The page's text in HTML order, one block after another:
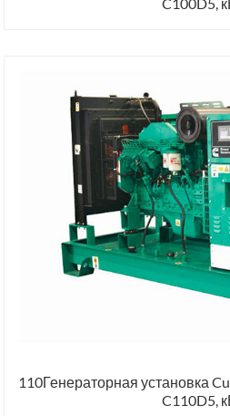
110Генераторная установка
C110D5,